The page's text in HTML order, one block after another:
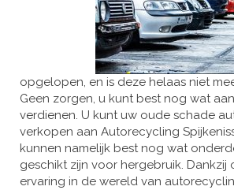
opgelopen, en is deze helaas niet
Geen zorgen, u kunt best nog wat
verdienen. U kunt uw oude schade
verkopen aan Autorecycling
kunnen namelijk best nog wat
geschikt zijn voor hergebruik. Dankzij
ervaring in de wereld van